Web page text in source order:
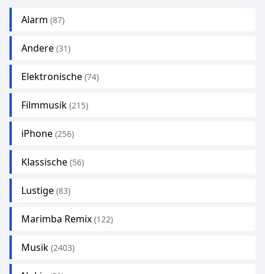
Alarm (87)
Andere (31)
Elektronische (74)
Filmmusik (215)
iPhone (256)
Klassische (56)
Lustige (83)
Marimba Remix (122)
Musik (2403)